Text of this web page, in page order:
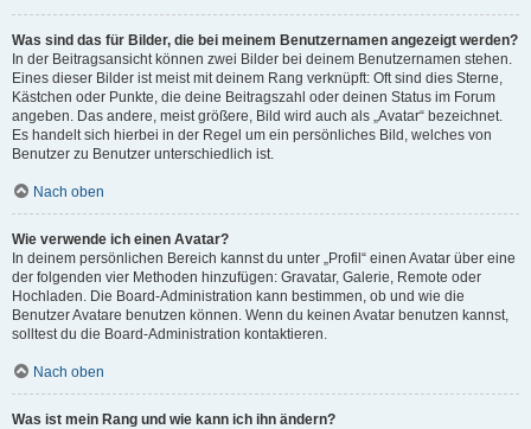
Was sind das für Bilder, die bei meinem Benutzernamen angezeigt werden?
In der Beitragsansicht können zwei Bilder bei deinem Benutzernamen stehen.
Eines dieser Bilder ist meist mit deinem Rang verknüpft: Oft sind dies Sterne,
Kästchen oder Punkte, die deine Beitragszahl oder deinen Status im Forum
angeben. Das andere, meist größere, Bild wird auch als „Avatar“ bezeichnet.
Es handelt sich hierbei in der Regel um ein persönliches Bild, welches von
Benutzer zu Benutzer unterschiedlich ist.
Nach oben
Wie verwende ich einen Avatar?
In deinem persönlichen Bereich kannst du unter „Profil“ einen Avatar über eine
der folgenden vier Methoden hinzufügen: Gravatar, Galerie, Remote oder
Hochladen. Die Board-Administration kann bestimmen, ob und wie die
Benutzer Avatare benutzen können. Wenn du keinen Avatar benutzen kannst,
solltest du die Board-Administration kontaktieren.
Nach oben
Was ist mein Rang und wie kann ich ihn ändern?